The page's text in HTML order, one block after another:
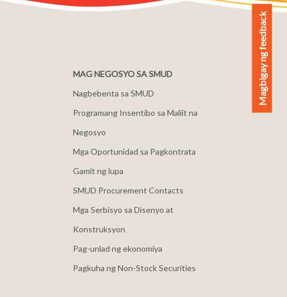
MAG NEGOSYO SA SMUD
Nagbebenta sa SMUD
Programang Insentibo sa Maliit na
Negosyo
Mga Oportunidad sa Pagkontrata
Gamit ng lupa
SMUD Procurement Contacts
Mga Serbisyo sa Disenyo at
Konstruksyon
Pag-unlad ng ekonomiya
Pagkuha ng Non-Stock Securities
Magbigay ng feedback